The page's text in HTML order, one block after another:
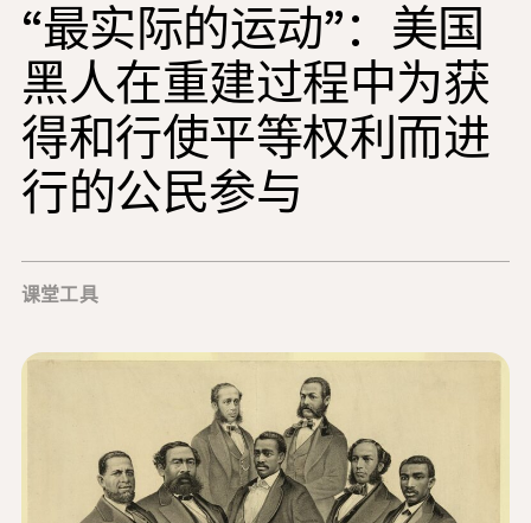
课堂工具
培训班
研究所
教学研究技能
为 NHD 学生提供建议
新闻与事件
关于 NHD
“最实际的运动”：美国
黑人在重建过程中为获
得和行使平等权利而进
行的公民参与
课堂工具